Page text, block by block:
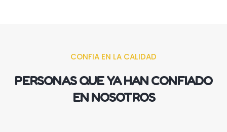
CONFIA EN LA CALIDAD
PERSONAS QUE YA HAN CONFIADO
EN NOSOTROS